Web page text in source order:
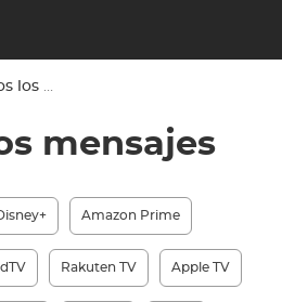
Todos los mensajes
mensajes
Amazon Prime
dTV Rakuten TV Apple TV